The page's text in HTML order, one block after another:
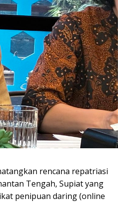
rencana repatriasi
Tengah, Supiat yang
penipuan daring (online